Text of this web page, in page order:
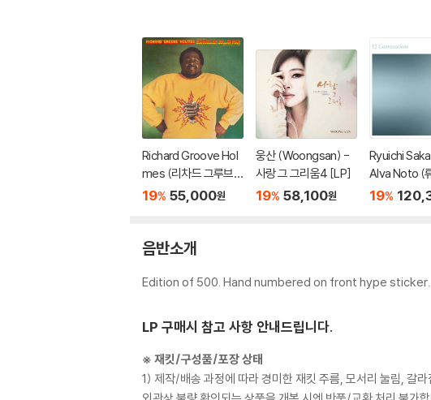
Richard Groove Hol
mes (리차드 그루브
홈스) - Six Million Doll
19% 55,000원
웅산 (Woongsan) -
사랑 그 그리움4 [LP]
19% 58,100원
Ryuichi
Alva Noto (
카모토 & 알
19%
음반소개
Edition of 500. Hand numbered on front hype sticker.
LP 구매시 참고 사항 안내드립니다.
※ 재킷/구성품/포장 상태
1) 제작/배송 과정에 따라 경미한 재킷 주름, 모서리 눌림, 갈